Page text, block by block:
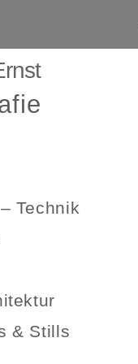
Technik
& Stills